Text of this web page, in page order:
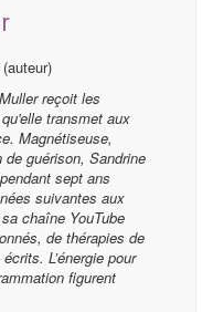
reçoit les
transmet aux
Magnétiseuse,
guérison, Sandrine
sept ans
suivantes aux
chaîne YouTube
de thérapies de
L’énergie pour
figurent